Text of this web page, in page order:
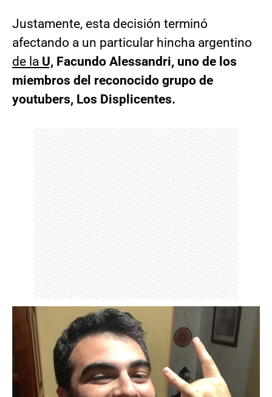
Justamente, esta decisión terminó
afectando a un particular hincha argentino
de la U, Facundo Alessandri, uno de los
miembros del reconocido grupo de
youtubers, Los Displicentes.